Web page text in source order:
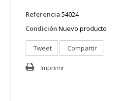
Referencia 54024
Condición Nuevo producto
Tweet Compartir
Imprimir